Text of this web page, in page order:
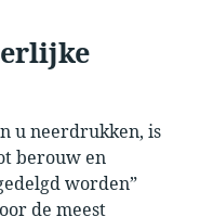
u neerdrukken, is
berouw en
worden”
de meest